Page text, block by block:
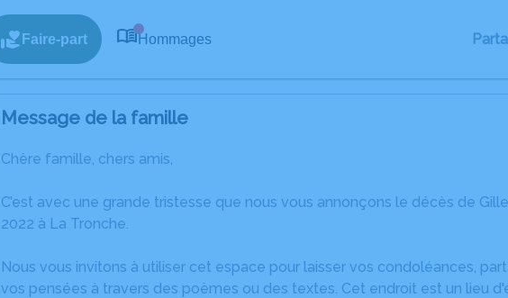
Faire-part Hommages
Message de la famille
Chère famille, chers amis,
C’est avec une grande tristesse que nous vous annonçons le décès de
2022 à La Tronche.
Nous vous invitons à utiliser cet espace pour laisser vos condoléances,
vos pensées à travers des poèmes ou des textes. Cet endroit est un lieu